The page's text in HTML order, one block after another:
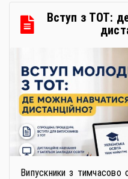
Вступ з ТОТ:
Випускники з тимчасово